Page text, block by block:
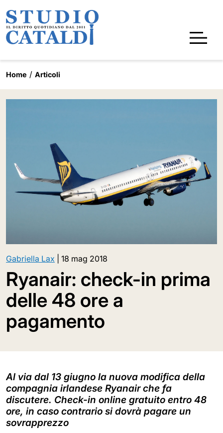
Home Articoli
Gabriella Lax 18 mag 2018
Ryanair: check-in prima
delle 48 ore a
pagamento
Al via dal 13 giugno la nuova modifica della
compagnia irlandese Ryanair che fa
discutere. Check-in online gratuito entro 48
ore, in caso contrario si dovrà pagare un
sovrapprezzo